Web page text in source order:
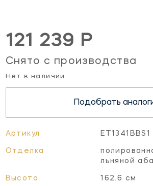
121 239 Р
Снято с производства
Нет в наличии
Подобрать
Артикул ET1341BBS1
Отделка
льняной
Высота 162.6 см